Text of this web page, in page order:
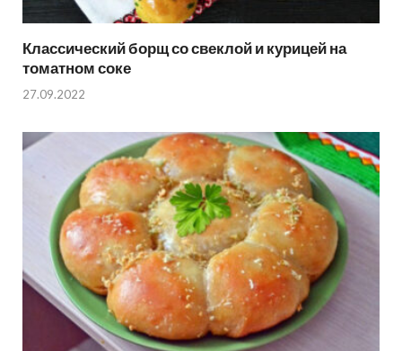
Классический борщ со свеклой и курицей на
томатном соке
27.09.2022